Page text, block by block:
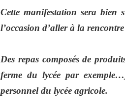
Cette manifestation sera
l’occasion d’aller à la
Des repas composés de
ferme du lycée par
personnel du lycée agricole.